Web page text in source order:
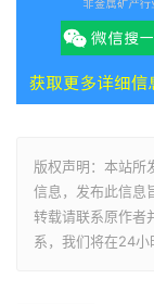
版权声明：本站所
信息，发布此信息
转载请联系原作者
系，我们将在24小